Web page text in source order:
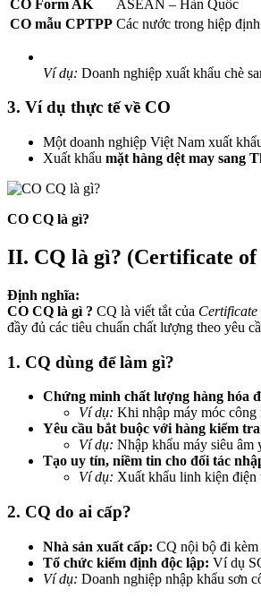
CO Form AK
ASEAN – Hàn Quốc
CO mẫu CPTPP Các nước trong hiệp
Ví dụ: Doanh nghiệp xuất khẩu chè
3. Ví dụ thực tế về CO
Một doanh nghiệp Việt Nam xuất
Xuất khẩu mặt hàng dệt may sang
CO CQ là gì?
II. CQ là gì? (Certificate
Định nghĩa:
CO CQ là gì ? CQ là viết tắt của
đầy đủ các tiêu chuẩn chất lượng theo yêu
1. CQ dùng để làm gì?
Chứng minh chất lượng hàng hóa
Ví dụ: Khi nhập máy móc
Yêu cầu bắt buộc với hàng kiểm
Ví dụ: Nhập khẩu máy siêu âm
Tạo uy tín, niềm tin cho đối tác
Ví dụ: Xuất khẩu linh kiện điện
2. CQ do ai cấp?
Nhà sản xuất cấp: CQ nội bộ đi
Tổ chức kiểm định độc lập: Ví dụ
Ví dụ: Doanh nghiệp nhập khẩu sơn